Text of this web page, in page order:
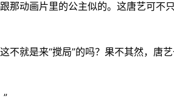
动画片里的公主似的。这唐艺可不
就是来“搅局”的吗？果不其然，唐